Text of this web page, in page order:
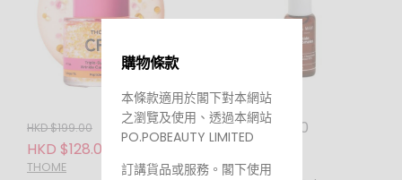
HKD $199.00
HKD $128.00
THOME
HKD $39.00
Mary & May
Mary&May
購物條款
本條款適用於閣下對本網站
之瀏覽及使用、透過本網站
PO.POBEAUTY LIMITED
訂講貨品或服務。閣下使用